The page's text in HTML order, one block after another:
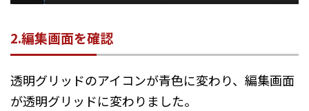
2.編集画面を確認
透明グリッドのアイコンが青色に変わり、編集画面
が透明グリッドに変わりました。